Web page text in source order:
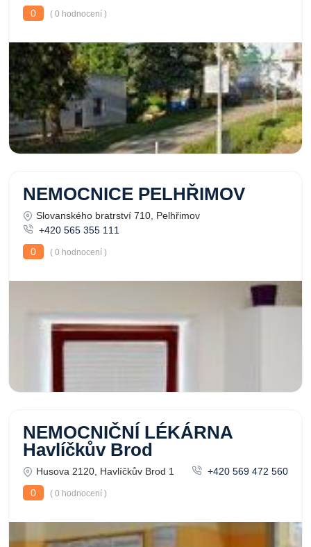
0 ( 0 hodnocení )
NEMOCNICE PELHŘIMOV
Slovanského bratrství 710, Pelhřimov
+420 565 355 111
0
( 0 hodnocení )
NEMOCNIČNÍ LÉKÁRNA
Havlíčkův Brod
Husova 2120, Havlíčkův Brod 1
+420 569 472 560
0
( 0 hodnocení )